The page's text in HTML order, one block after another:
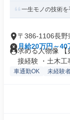
一生モノの技術を
〒386-1106長野
月給20万円～40
求める人物像 【
接経験 ・土木工
車通勤OK 未経験